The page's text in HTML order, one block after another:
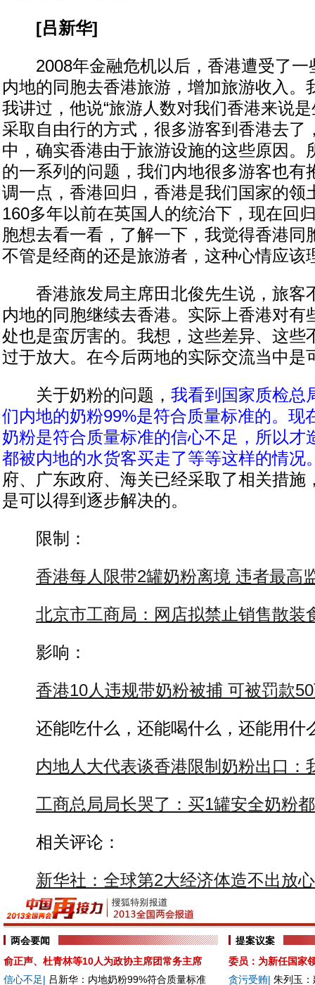
[吕新华]
2008年金融危机以后，香港遭受了一
内地的同胞去香港旅游，增加旅游收入。
我讲过，他说“旅游人数对我们香港来说
采取自由行的方式，很多游客到香港去了
中，确实香港由于旅游设施的这些原因。
的一系列的问题，我们内地很多游客也有
调一点，香港回归，香港是我们国家的领
160多年以前在英国人的统治下，现在回
胞想去看一看，了解一下，我觉得香港同
不管是经商的还是旅游者，这种心情应该
香港旅发局主席田北俊先生说，旅客
内地的同胞继续去香港。实际上香港对有
处也是蛮厉害的。我想，这些差异、这些
过于放大。在今后两地的实际交流当中是
关于奶粉的问题， 我看到国家质检总
们内地的奶粉99%是符合质量标准的。现
奶粉是符合质量标准的信心不足，所以才
都被内地的水货客买走了等等这样的情况
府、广东政府、海关已经采取了相关措施
是可以得到逐步解决的。
限制：
香港每人限带2罐奶粉离境 违者最高
北京市工商局：网店拟禁止销售散装
影响：
香港10人违规带奶粉被捕 可被罚款
还能吃什么，还能喝什么，还能用什
内地人大代表谈香港限制奶粉出口：
工商总局局长哭了：买1罐安全奶粉
相关评论：
新华社：全球第2大经济体造不出放